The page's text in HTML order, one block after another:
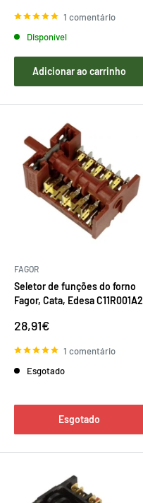
venda
1 comentário
Disponível
Adicionar ao carrinho
FAGOR
Seletor de funções do forno
Fagor, Cata, Edesa C11R001A2
Preço
venda
28,91€
1 comentário
Esgotado
Esgotado